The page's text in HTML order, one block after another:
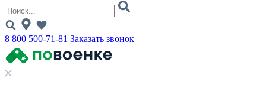
8 800 500-71-81 Заказать звонок